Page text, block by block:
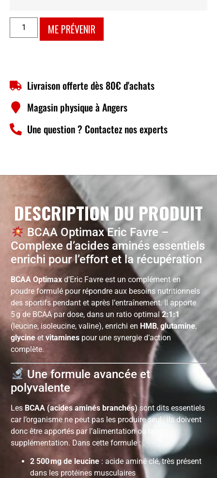
ME PRÉVENIR
Livraison offerte dès 80€ d'achats
Magasin physique à Angers
Une question ? Contactez nos experts
DESCRIPTION DU PRODUIT
BCAA Optimax Eric Favre –
Complexe d’acides aminés essentiels
enrichi pour l’effort et la récupération
BCAA Optimax d’Eric Favre est un complément en
poudre formulé pour répondre aux besoins nutritionnels
des sportifs pendant et après l’entraînement. Il apporte
5 g de BCAA par dose, dans un ratio optimal2:1:1
(leucine, isoleucine, valine), enrichi en HMB,glutamine,
glycine etvitamines pour une synergie d’action
complète.
Une formule avancée et
polyvalente
Les BCAA (acides aminés branchés) sont dits essentiels
car l’organisme ne peut pas les produire seul : ils doivent
donc être apportés par l’alimentation ou la
supplémentation. Dans cette formule :
2 500 mg de leucine : acide aminé clé, très présent
dans les protéines musculaires